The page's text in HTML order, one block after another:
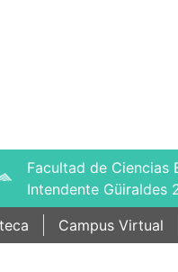
Facultad de Ciencias
Intendente Güiraldes
Campus Virtual